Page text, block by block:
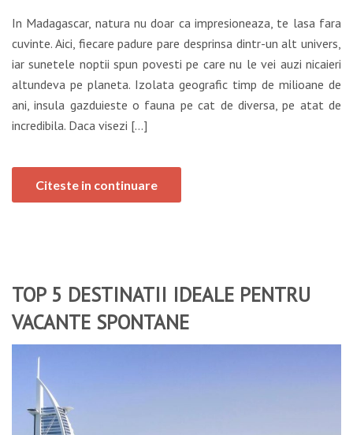
In Madagascar, natura nu doar ca impresioneaza, te lasa fara
cuvinte. Aici, fiecare padure pare desprinsa dintr-un alt univers,
iar sunetele noptii spun povesti pe care nu le vei auzi nicaieri
altundeva pe planeta. Izolata geografic timp de milioane de
ani, insula gazduieste o fauna pe cat de diversa, pe atat de
incredibila. Daca visezi […]
Citeste in continuare
TOP 5 DESTINATII IDEALE PENTRU
VACANTE SPONTANE